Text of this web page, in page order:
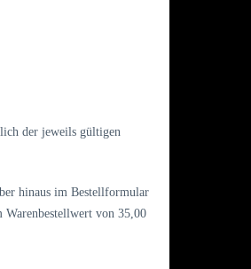
der jeweils gültigen
hinaus im Bestellformular
Warenbestellwert von 35,00